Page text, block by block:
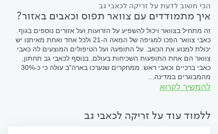
הכי חשוב לדעת על זריקה לכאבי גב
איך מתמודדים עם צוואר תפוס וכאבים באזור?
זה מתחיל בצוואר ויכול להשפיע על הזרועות ועל אזורים נוספים בגוף.
כאבי צוואר הפכו למגיפה של המאה ה-21 ולכל אחד ואחת מאיתנו יש
יכולת למנוע את הכאב. על התופעה ועל הטיפולים המוצעים לה כאבי
צוואר הם אחת התופעות השכיחות בעולם, בנוסף לכאבי גב תחתון,
כאבי ברכיים וכאבי ראש. ממחקרים שנערכו בארה"ב עולה כי כ-30%
מהמבוגרים במדינה...
להמשיך לקרוא
ללמוד עוד על זריקה לכאבי גב